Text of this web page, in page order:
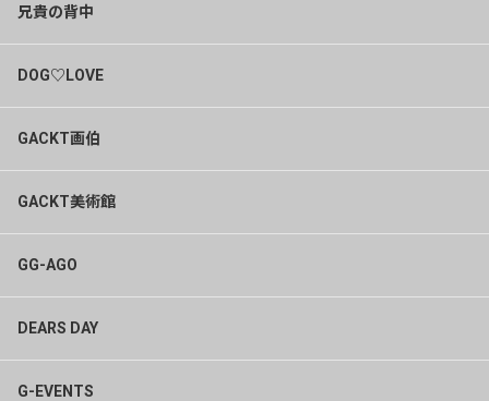
兄貴の背中
DOG♡LOVE
GACKT画伯
GACKT美術館
GG-AGO
DEARS DAY
G-EVENTS